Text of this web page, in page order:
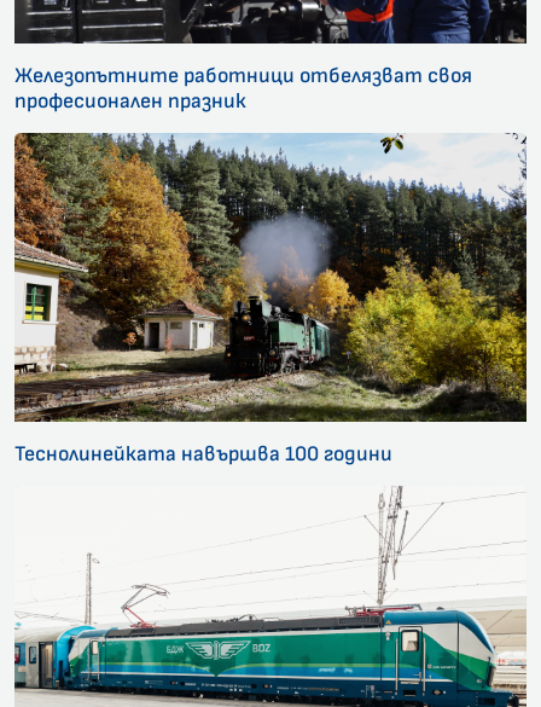
Железопътните работници отбелязват своя
професионален празник
Теснолинейката навършва 100 години